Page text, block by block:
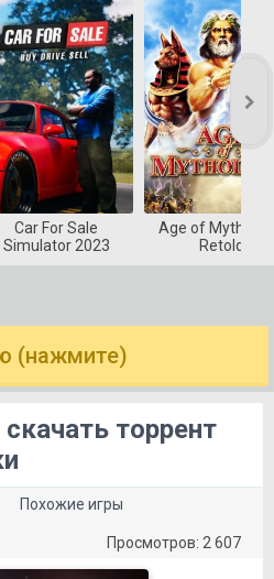
Car For Sale
Simulator 2023
Age of
Retold
(нажмите)
скачать торрент
Похожие игры
Просмотров: 2 607